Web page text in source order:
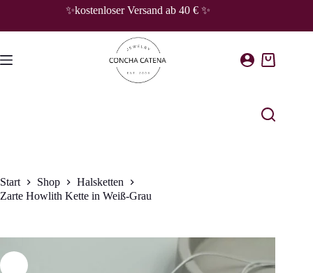
springen
✨kostenloser Versand ab 40 € ✨
Warenkorb
Start Shop
Halsketten
Zarte Howlith Kette in Weiß-Grau